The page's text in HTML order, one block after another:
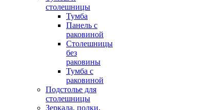
столешницы
Тумба
Панель с
раковиной
Столешницы
без
раковины
Тумба с
раковиной
Подстолье для
столешницы
Зеркала, полки,